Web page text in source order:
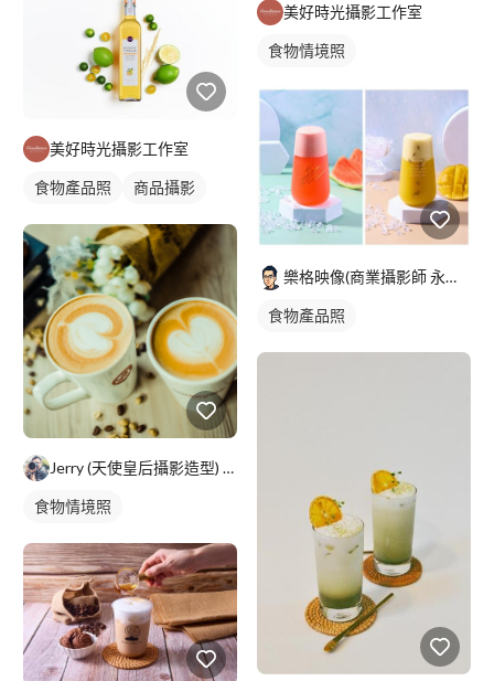
美好時光攝影工作室
食物產品照 商品攝影
Jerry (天使皇后攝影造型) 台北/高雄
食物情境照
美好時光攝影工作室
食物情境照
樂格映像(商業攝影師 永逢Nick)
食物產品照